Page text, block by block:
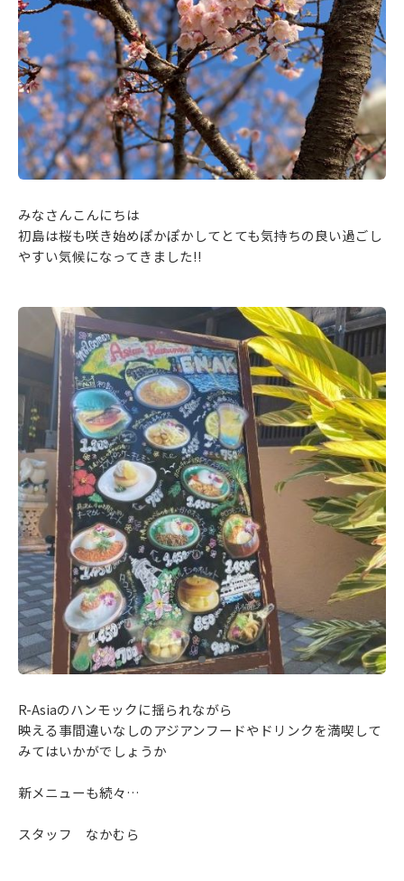
みなさんこんにちは
初島は桜も咲き始めぽかぽかしてとても気持ちの良い過ごし
やすい気候になってきました‼
R-Asiaのハンモックに揺られながら
映える事間違いなしのアジアンフードやドリンクを満喫して
みてはいかがでしょうか
新メニューも続々…
スタッフ なかむら